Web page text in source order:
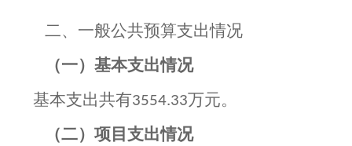
二、一般公共预算支出情况
（一）基本支出情况
基本支出共有3554.33万元。
（二）项目支出情况